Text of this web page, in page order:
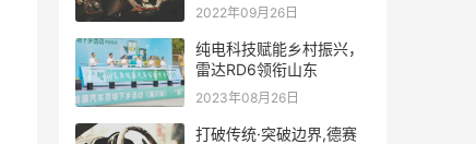
2022年09月26日
纯电科技赋能乡村振兴，
雷达RD6领衔山东
2023年08月26日
打破传统·突破边界,德赛